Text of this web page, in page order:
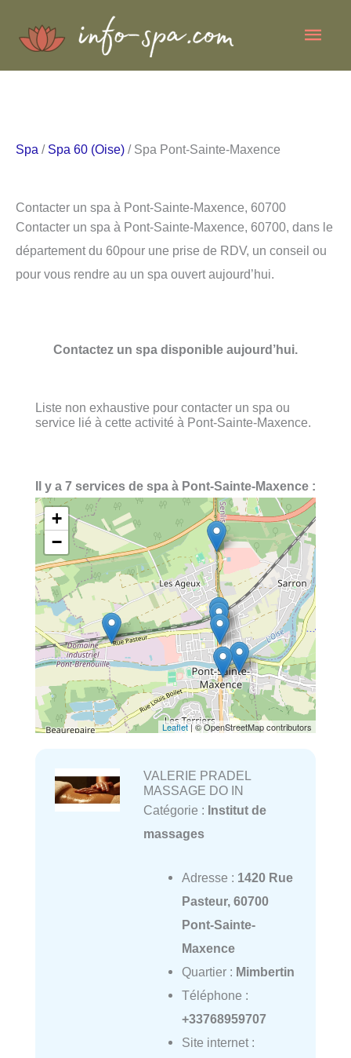
Spa / Spa 60 (Oise) / Spa Pont-Sainte-Maxence
Contacter un spa à Pont-Sainte-Maxence, 60700
Contacter un spa à Pont-Sainte-Maxence, 60700, dans le
département du 60pour une prise de RDV, un conseil ou
pour vous rendre au un spa ouvert aujourd’hui.
Contactez un spa disponible aujourd’hui.
Liste non exhaustive pour contacter un spa ou
service lié à cette activité à Pont-Sainte-Maxence.
Il y a 7 services de spa à Pont-Sainte-Maxence :
+
−
Leaflet| © OpenStreetMap contributors
VALERIE PRADEL
MASSAGE DO IN
Catégorie : Institut de
massages
Adresse : 1420 Rue
Pasteur, 60700
Pont-Sainte-
Maxence
Quartier : Mimbertin
Téléphone :
+33768959707
Site internet :